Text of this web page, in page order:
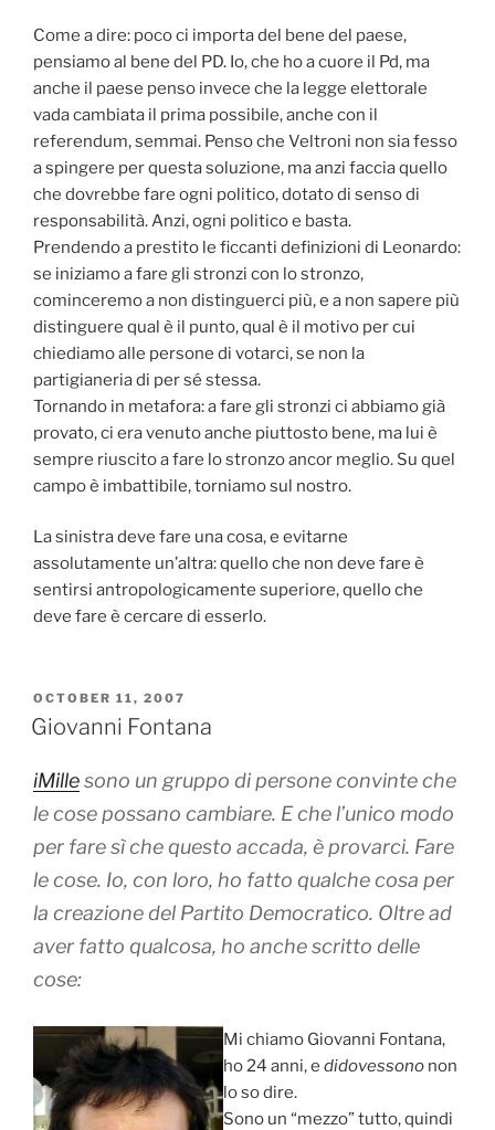
Come a dire: poco ci importa del bene del paese,
pensiamo al bene del PD. Io, che ho a cuore il Pd, ma
anche il paese penso invece che la legge elettorale
vada cambiata il prima possibile, anche con il
referendum, semmai. Penso che Veltroni non sia fesso
a spingere per questa soluzione, ma anzi faccia quello
che dovrebbe fare ogni politico, dotato di senso di
responsabilità. Anzi, ogni politico e basta.
Prendendo a prestito le ficcanti definizioni di Leonardo:
se iniziamo a fare gli stronzi con lo stronzo,
cominceremo a non distinguerci più, e a non sapere più
distinguere qual è il punto, qual è il motivo per cui
chiediamo alle persone di votarci, se non la
partigianeria di per sé stessa.
Tornando in metafora: a fare gli stronzi ci abbiamo già
provato, ci era venuto anche piuttosto bene, ma lui è
sempre riuscito a fare lo stronzo ancor meglio. Su quel
campo è imbattibile, torniamo sul nostro.
La sinistra deve fare una cosa, e evitarne
assolutamente un’altra: quello che non deve fare è
sentirsi antropologicamente superiore, quello che
deve fare è cercare di esserlo.
POSTED
ON
OCTOBER 11, 2007
Giovanni Fontana
iMillesono un gruppo di persone convinte che
le cose possano cambiare. E che l’unico modo
per fare sì che questo accada, è provarci. Fare
le cose. Io, con loro, ho fatto qualche cosa per
la creazione del Partito Democratico. Oltre ad
aver fatto qualcosa, ho anche scritto delle
cose:
Mi chiamo Giovanni Fontana,
ho 24 anni, e didovessono non
lo so dire.
Sono un “mezzo” tutto, quindi